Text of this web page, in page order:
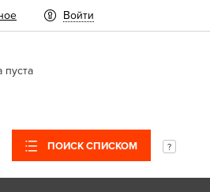
Войти
пуста
ПОИСК СПИСКОМ